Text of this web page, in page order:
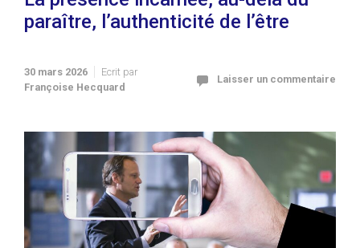
paraître, l’authenticité de l’être
30 mars 2026
Ecrit par
Françoise Hecquard
Laisser un commentaire